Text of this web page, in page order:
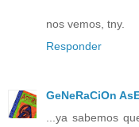
nos vemos, tny.
Responder
GeNeRaCiOn
...ya sabemos